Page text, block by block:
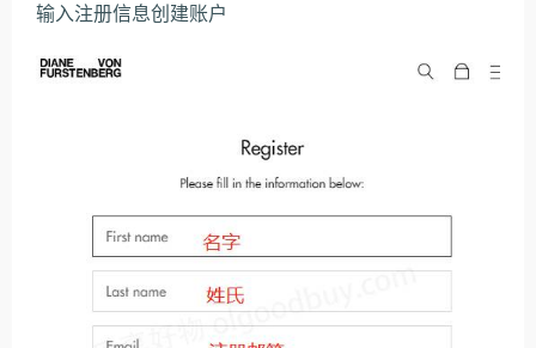
输入注册信息创建账户